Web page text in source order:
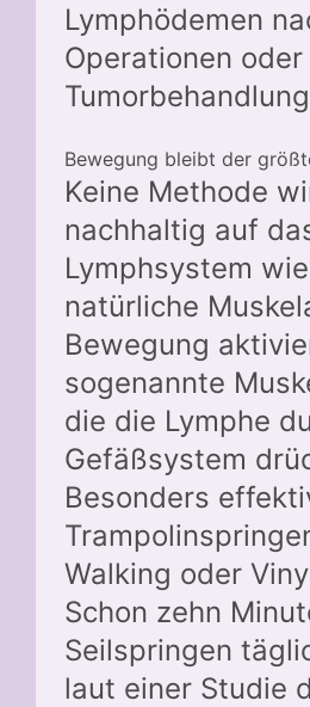
Lymphödemen
Operationen oder
Bewegung bleibt der
Keine Methode
nachhaltig auf
Lymphsystem
natürliche
Bewegung
sogenannte
die die Lymphe
Gefäßsystem
Besonders
Walking oder
Schon zehn
Seilspringen
laut einer Studie